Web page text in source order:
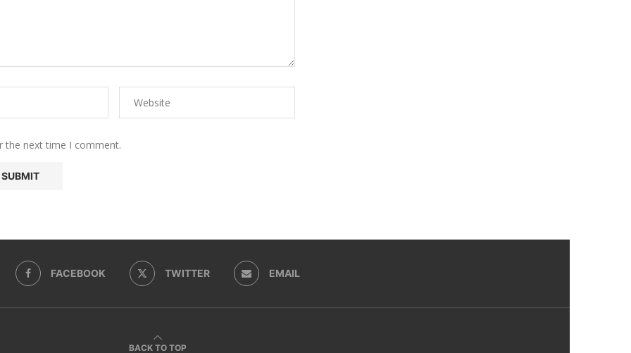
the next time I comment.
FACEBOOK TWITTER EMAIL
BACK TO TOP